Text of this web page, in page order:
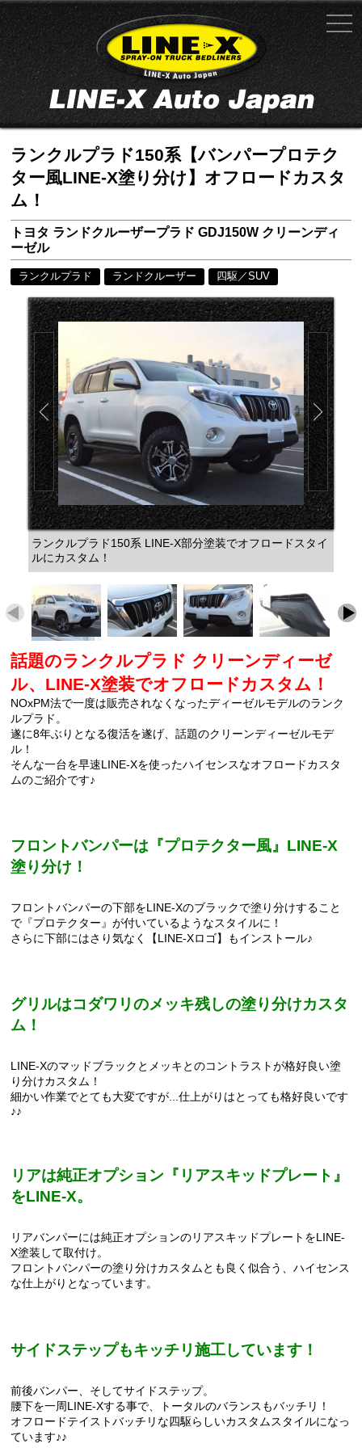
ランクルプラド150系【バンパープロテク
ター風LINE-X塗り分け】オフロードカスタ
ム！
トヨタ ランドクルーザープラド GDJ150W クリーンディ
ーゼル
ランクルプラド ランドクルーザー 四駆／SUV
ランクルプラド150系 LINE-X部分塗装でオフロードスタイ
ルにカスタム！
話題のランクルプラド クリーンディーゼ
ル、LINE-X塗装でオフロードカスタム！
NOxPM法で一度は販売されなくなったディーゼルモデルのランク
ルプラド。
遂に8年ぶりとなる復活を遂げ、話題のクリーンディーゼルモデ
ル！
そんな一台を早速LINE-Xを使ったハイセンスなオフロードカスタ
ムのご紹介です♪
フロントバンパーは『プロテクター風』LINE-X
塗り分け！
フロントバンパーの下部をLINE-Xのブラックで塗り分けすること
で『プロテクター』が付いているようなスタイルに！
さらに下部にはさり気なく【LINE-Xロゴ】もインストール♪
グリルはコダワリのメッキ残しの塗り分けカスタ
ム！
LINE-Xのマッドブラックとメッキとのコントラストが格好良い塗
り分けカスタム！
細かい作業でとても大変ですが...仕上がりはとっても格好良いです
♪♪
リアは純正オプション『リアスキッドプレート』
をLINE-X。
リアバンパーには純正オプションのリアスキッドプレートをLINE-
X塗装して取付け。
フロントバンパーの塗り分けカスタムとも良く似合う、ハイセンス
な仕上がりとなっています。
サイドステップもキッチリ施工しています！
前後バンパー、そしてサイドステップ。
腰下を一周LINE-Xする事で、トータルのバランスもバッチリ！
オフロードテイストバッチリな四駆らしいカスタムスタイルになっ
ています♪♪